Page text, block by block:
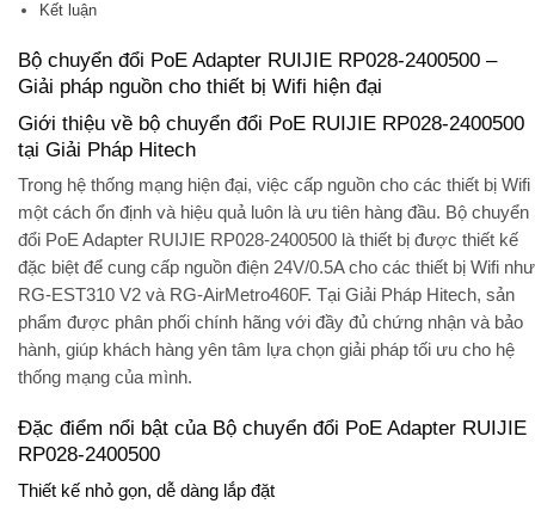
Kết luận
Bộ chuyển đổi PoE Adapter RUIJIE RP028-2400500 –
Giải pháp nguồn cho thiết bị Wifi hiện đại
Giới thiệu về bộ chuyển đổi PoE RUIJIE RP028-2400500
tại Giải Pháp Hitech
Trong hệ thống mạng hiện đại, việc cấp nguồn cho các thiết bị Wifi
một cách ổn định và hiệu quả luôn là ưu tiên hàng đầu. Bộ chuyển
đổi PoE Adapter RUIJIE RP028-2400500 là thiết bị được thiết kế
đặc biệt để cung cấp nguồn điện 24V/0.5A cho các thiết bị Wifi như
RG-EST310 V2 và RG-AirMetro460F. Tại Giải Pháp Hitech, sản
phẩm được phân phối chính hãng với đầy đủ chứng nhận và bảo
hành, giúp khách hàng yên tâm lựa chọn giải pháp tối ưu cho hệ
thống mạng của mình.
Đặc điểm nổi bật của Bộ chuyển đổi PoE Adapter RUIJIE
RP028-2400500
Thiết kế nhỏ gọn, dễ dàng lắp đặt